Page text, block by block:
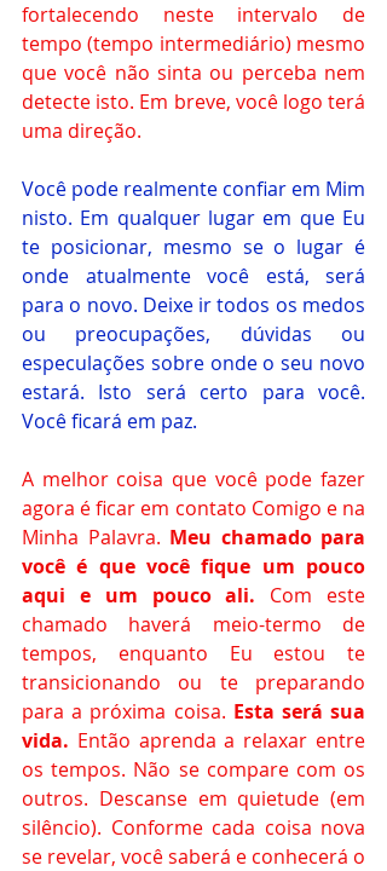
fortalecendo neste intervalo de
tempo (tempo intermediário) mesmo
que você não sinta ou perceba nem
detecte isto. Em breve, você logo terá
uma direção.
Você pode realmente confiar em Mim
nisto. Em qualquer lugar em que Eu
te posicionar, mesmo se o lugar é
onde atualmente você está, será
para o novo. Deixe ir todos os medos
ou preocupações, dúvidas ou
especulações sobre onde o seu novo
estará. Isto será certo para você.
Você ficará em paz.
A melhor coisa que você pode fazer
agora é ficar em contato Comigo e na
Minha Palavra. Meu chamado para
você é que você fique um pouco
aqui e um pouco ali. Com este
chamado haverá meio-termo de
tempos, enquanto Eu estou te
transicionando ou te preparando
para a próxima coisa. Esta será sua
vida. Então aprenda a relaxar entre
os tempos. Não se compare com os
outros. Descanse em quietude (em
silêncio). Conforme cada coisa nova
se revelar, você saberá e conhecerá o